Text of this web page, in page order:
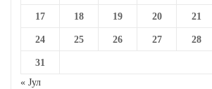
17 18 19 20 21
24 25 26 27 28
31
« Јул